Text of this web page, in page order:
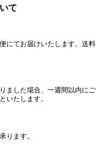
て
にてお届けいたします。送
ました場合、一週間以内にご
いたします。
ります。